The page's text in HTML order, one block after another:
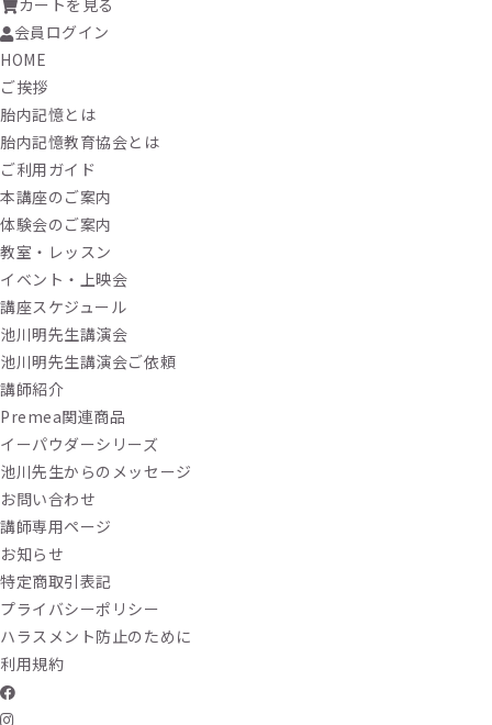
カートを見る
会員ログイン
HOME
ご挨拶
胎内記憶とは
胎内記憶教育協会とは
ご利用ガイド
本講座のご案内
体験会のご案内
教室・レッスン
イベント・上映会
講座スケジュール
池川明先生講演会
池川明先生講演会ご依頼
講師紹介
Premea関連商品
イーパウダーシリーズ
池川先生からのメッセージ
お問い合わせ
講師専用ページ
お知らせ
特定商取引表記
プライバシーポリシー
ハラスメント防止のために
利用規約